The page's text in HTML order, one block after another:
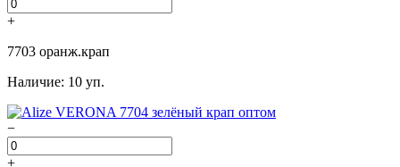
+
7703 оранж.крап
Наличие: 10 уп.
−
+